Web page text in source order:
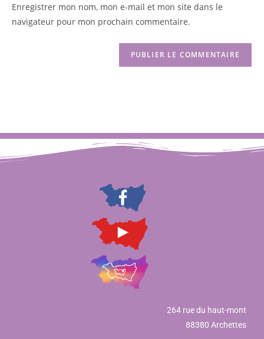
Enregistrer mon nom, mon e-mail et mon site dans le
navigateur pour mon prochain commentaire.
264 rue du haut-mont
88380 Archettes